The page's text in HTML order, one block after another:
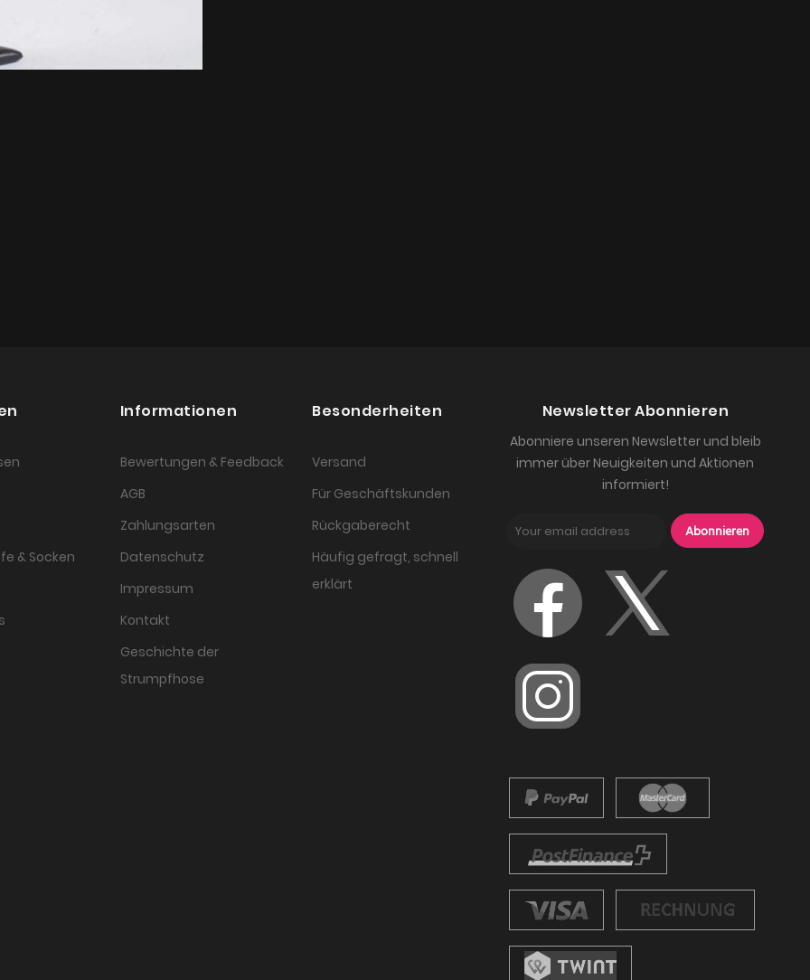
& Socken
Informationen
Bewertungen & Feedback
AGB
Zahlungsarten
Datenschutz
Impressum
Kontakt
Geschichte der
Strumpfhose
Besonderheiten
Versand
Für Geschäftskunden
Rückgaberecht
Häufig gefragt, schnell
erklärt
Newsletter Abonnieren
Abonniere unseren Newsletter und bleib
immer über Neuigkeiten und Aktionen
informiert!
Abonnieren